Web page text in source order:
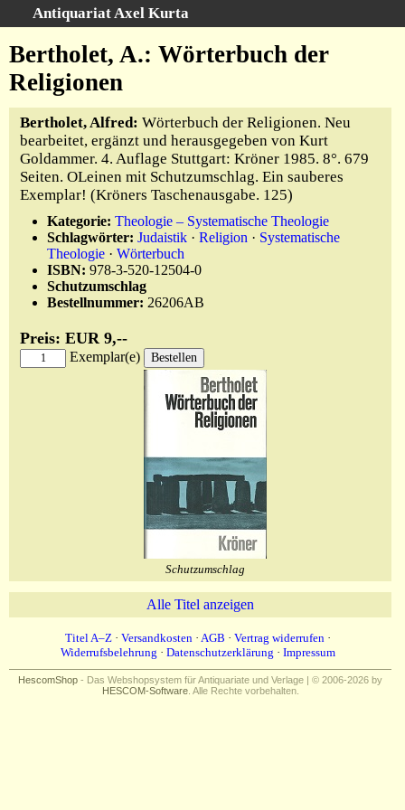
Antiquariat Axel Kurta
Startseite
Sachgebiete
Schlagwörter
Kataloge
Ankauf
Warenkorb
Anfahrt/Kontakt
Geschäftschronik
Bertholet, A.: Wörterbuch der
Religionen
Bertholet, Alfred: Wörterbuch der Religionen. Neu
bearbeitet, ergänzt und herausgegeben von Kurt
Goldammer. 4. Auflage Stuttgart: Kröner 1985. 8°. 679
Seiten. OLeinen mit Schutzumschlag. Ein sauberes
Exemplar! (Kröners Taschenausgabe. 125)
Kategorie: Theologie – Systematische Theologie
Schlagwörter: Judaistik · Religion · Systematische
Theologie · Wörterbuch
ISBN: 978-3-520-12504-0
Schutzumschlag
Bestellnummer: 26206AB
Preis: EUR 9,--
Exemplar(e)
Schutzumschlag
Alle Titel anzeigen
Titel A–Z · Versandkosten · AGB · Vertrag widerrufen ·
Widerrufsbelehrung · Datenschutzerklärung · Impressum
HescomShop - Das Webshopsystem für Antiquariate und Verlage | © 2006-2026 by
HESCOM-Software. Alle Rechte vorbehalten.